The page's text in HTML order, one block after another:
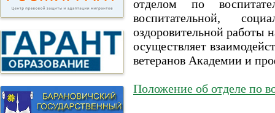
отделом по
воспитательной,
оздоровительной работы
осуществляет
ветеранов Академии и
Положение об отделе по